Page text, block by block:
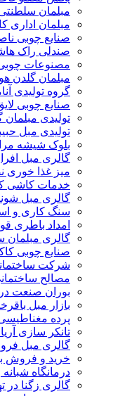
مبلمان
مبلمان اداری
صنایع چوبی
صندلی راک
مصنوعات
مبلمان گلدن
گروه تولیدی
صنایع چوبی لایق
تولیدی مبلمان
تولیدی مبل
بلوک شیشه
گالری مبل افرا
میز غذا خوری
خدمات کاشی
گالری مبل
سنگ کاری و
امداد باطری
گالری مبلمان
صنایع چوبی
شرکت
مصالح
بوران صنعت در
بازار مبل
پرده
تانکر سازی
گالری مبل
خرید و فروش
درمانگاه
گالری زگنا در